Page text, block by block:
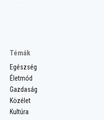
Témák
Egészség
Életmód
Gazdaság
Közélet
Kultúra